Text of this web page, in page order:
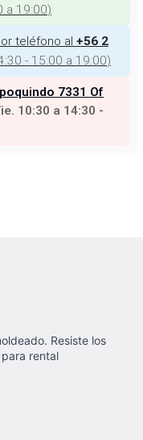
a 19:00)
teléfono al +56 2
- 15:00 a 19:00)
7331 Of
10:30 a 14:30 -
Resiste los
rental